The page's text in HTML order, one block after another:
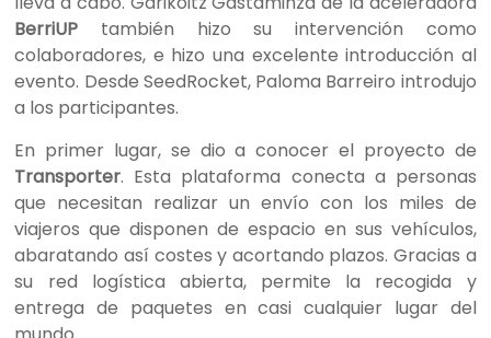
BerriUP también hizo su intervención como
colaboradores, e hizo una excelente introducción al
evento. Desde SeedRocket, Paloma Barreiro introdujo
a los participantes.
En primer lugar, se dio a conocer el proyecto de
Transporter. Esta plataforma conecta a personas
que necesitan realizar un envío con los miles de
viajeros que disponen de espacio en sus vehículos,
abaratando así costes y acortando plazos. Gracias a
su red logística abierta, permite la recogida y
entrega de paquetes en casi cualquier lugar del